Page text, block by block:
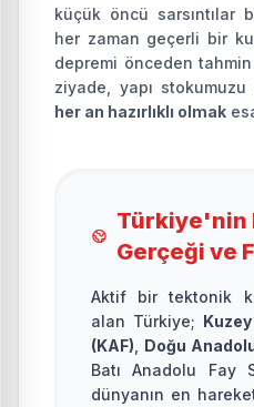
küçük öncü sarsıntılar
her zaman geçerli bir
depremi önceden
ziyade, yapı
her an hazırlıklı olmak
Türkiye'nin
Gerçeği ve
Aktif bir tektonik
alan Türkiye;
(KAF)
Doğu
Batı Anadolu Fay
dünyanın en